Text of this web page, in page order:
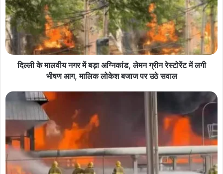
दिल्ली के मालवीय नगर में बड़ा अग्निकांड, लेमन ग्रीन रेस्टोरेंट में लगी
भीषण आग, मालिक लोकेश बजाज पर उठे सवाल